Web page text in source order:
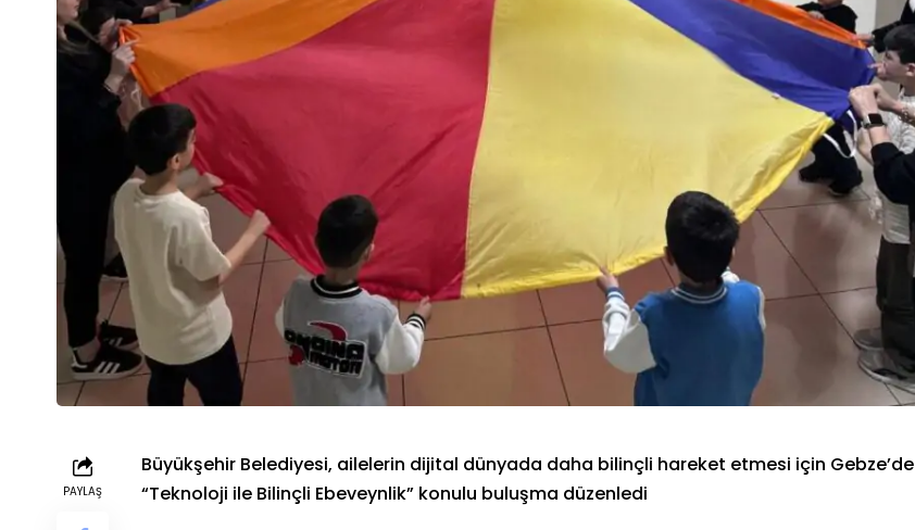
PAYLAŞ
Büyükşehir Belediyesi, ailelerin dijital dünyada daha bilinçli hareket etmesi için Gebze’de
“Teknoloji ile Bilinçli Ebeveynlik” konulu buluşma düzenledi